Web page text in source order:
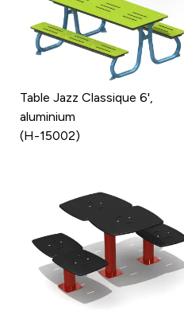
Table Jazz Classique 6',
aluminium
(H-15002)